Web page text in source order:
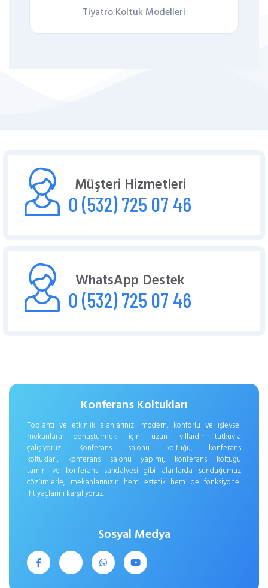
Tiyatro Koltuk Modelleri
Müşteri Hizmetleri
0 (532) 725 07 46
WhatsApp Destek
0 (532) 725 07 46
Konferans Koltukları
Toplantı ve etkinlik alanlarınızı modern, konforlu ve işlevsel
mekanlara dönüştürmek için uzun yıllardır tutkuyla
çalışıyoruz. Konferans salonu koltuğu, konferans
koltukları, konferans salonu yapımı, konferans koltuğu
tamiri ve konferans sandalyesi gibi alanlarda sunduğumuz
çözümlerle, mekanlarınızın hem estetik hem de fonksiyonel
ihtiyaçlarını karşılıyoruz.
Sosyal Medya